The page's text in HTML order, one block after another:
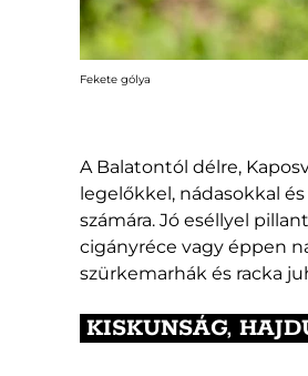
Fekete gólya
A Balatontól délre,
legelőkkel, nádasokkal
számára. Jó eséllyel
cigányréce vagy éppen
szürkemarhák és racka
KISKUNSÁG,